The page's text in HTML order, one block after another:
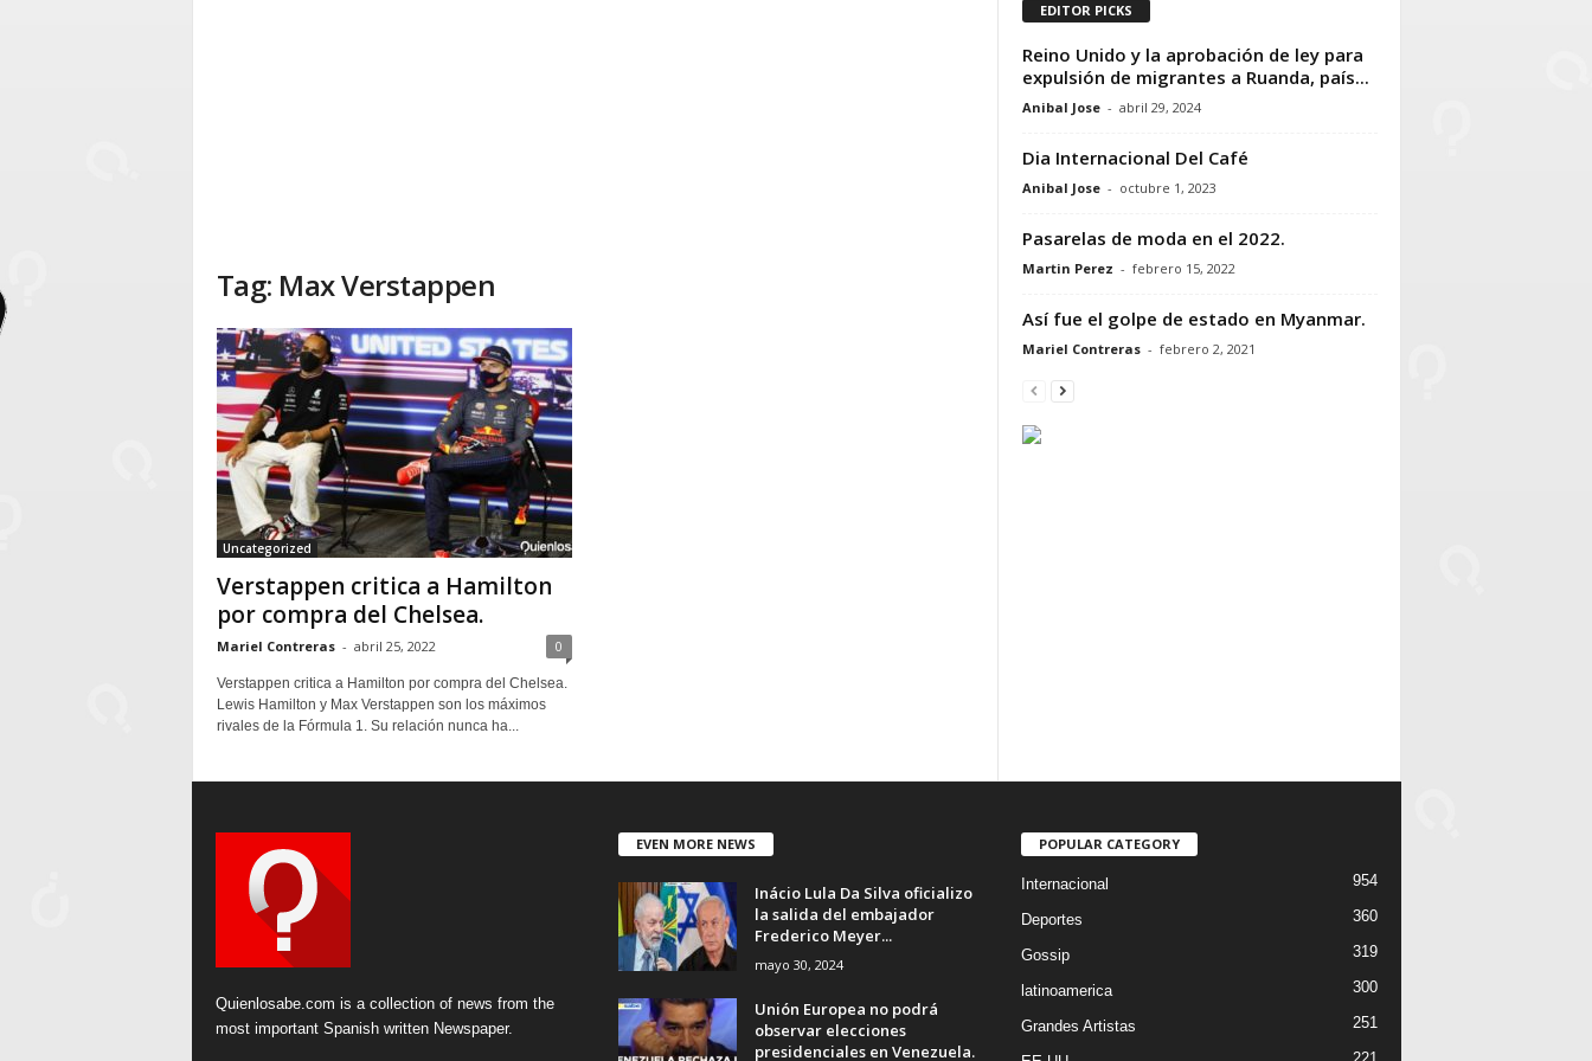
Tag: Max Verstappen
Uncategorized
Verstappen critica a Hamilton
por compra del Chelsea.
Mariel Contreras - abril 25, 2022 0
Verstappen critica a Hamilton por compra del Chelsea.
Lewis Hamilton y Max Verstappen son los máximos
rivales de la Fórmula 1. Su relación nunca ha...
EDITOR PICKS
Reino Unido y la aprobación de ley para
expulsión de migrantes a Ruanda, país...
Anibal Jose - abril 29, 2024
Dia Internacional Del Café
Anibal Jose - octubre 1, 2023
Pasarelas de moda en el 2022.
Martin Perez - febrero 15, 2022
Así fue el golpe de estado en Myanmar.
Mariel Contreras - febrero 2, 2021
Quienlosabe.com is a collection of news from the
most important Spanish written Newspaper.
EVEN MORE NEWS
Inácio Lula Da Silva oficializo
la salida del embajador
Frederico Meyer...
mayo 30, 2024
Unión Europea no podrá
observar elecciones
presidenciales en Venezuela.
POPULAR CATEGORY
Internacional 954
Deportes 360
Gossip 319
latinoamerica 300
Grandes Artistas 251